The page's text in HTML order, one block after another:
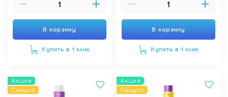
В корзину
Купить в 1 клик
В корзину
Купить в 1 клик
Акция
Скидка
Акция
Скидка